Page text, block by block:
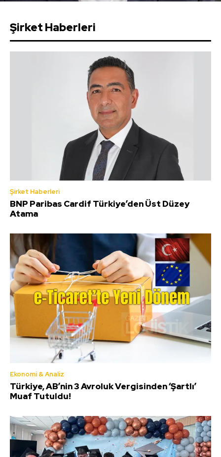
Şirket Haberleri
Şirket Haberleri
BNP Paribas Cardif Türkiye’den Üst Düzey
Atama
Ekonomi & Analiz
Türkiye, AB’nin 3 Avroluk Vergisinden ‘Şartlı’
Muaf Tutuldu!